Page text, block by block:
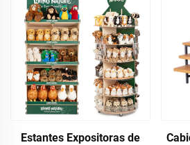
Estantes Expositoras de